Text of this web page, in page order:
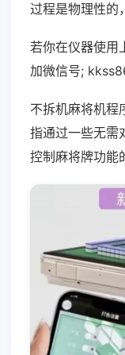
过程是物理性的
若你在仪器使用
加微信号;
不拆机麻将机程
指通过一些无需
控制麻将牌功能